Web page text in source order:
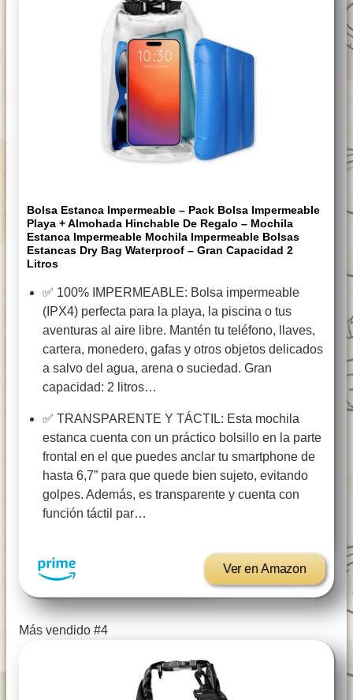
Bolsa Estanca Impermeable – Pack Bolsa Impermeable
Playa + Almohada Hinchable De Regalo – Mochila
Estanca Impermeable Mochila Impermeable Bolsas
Estancas Dry Bag Waterproof – Gran Capacidad 2
Litros
✅ 100% IMPERMEABLE: Bolsa impermeable
(IPX4) perfecta para la playa, la piscina o tus
aventuras al aire libre. Mantén tu teléfono, llaves,
cartera, monedero, gafas y otros objetos delicados
a salvo del agua, arena o suciedad. Gran
capacidad: 2 litros…
✅ TRANSPARENTE Y TÁCTIL: Esta mochila
estanca cuenta con un práctico bolsillo en la parte
frontal en el que puedes anclar tu smartphone de
hasta 6,7” para que quede bien sujeto, evitando
golpes. Además, es transparente y cuenta con
función táctil par…
Ver en Amazon
Más vendido #4